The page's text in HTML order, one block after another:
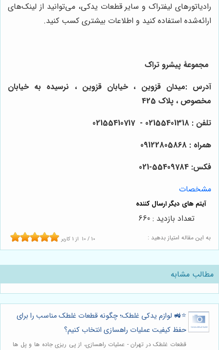
رادیاتورهای لیفتراک و سایر قطعات یدکی، می‌توانید از لینک‌های
ارائه‌شده استفاده کنید و اطلاعات بیشتری کسب کنید.
مجموعۀ پیشرو تراک
آدرس :میدان قزوین ، خیابان قزوین ، نرسیده به خیابان
مخصوص ، پلاک 425
تلفن : 02155401318 - 02155410717
همراه : 09122805868
فکس: 55409784-021
مشخصات
به این مقاله امتیاز بدهید : 10 / 10 از 1 کاربر
تعداد بازدید : 660
مطالب مشابه
⭐️🚜 لوازم یدکی غلطک؛ چگونه قطعات غلطک مناسب را برای
حفظ کیفیت عملیات راهسازی انتخاب کنیم؟
قطعات غلطک در تهران - عملیات راهسازی، از پی ریزی جاده ها و پل ها